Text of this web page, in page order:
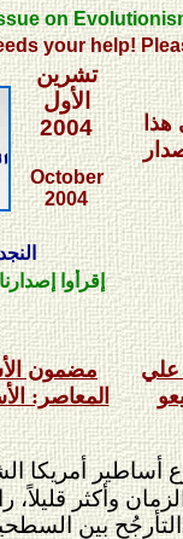
Evolutionism
help! Please
تشرين
الأول
2004
October
2004
هذا
النجدة!
إقرأوا إصدارنا
مضمون
المعاصر:
علي
أمريكا
وأكثر قليلاً،
التأرجُح بين